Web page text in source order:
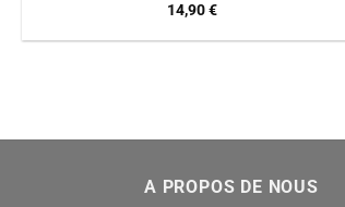
14,90€
A PROPOS DE NOUS